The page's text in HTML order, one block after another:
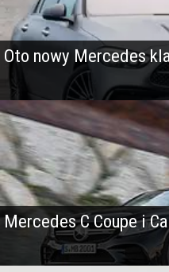
Oto nowy Mercedes
Mercedes C Coupe i